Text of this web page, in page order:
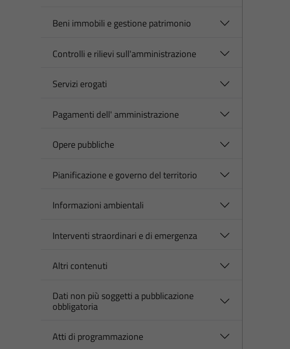
Beni immobili e gestione patrimonio
Controlli e rilievi sull'amministrazione
Servizi erogati
Pagamenti dell' amministrazione
Opere pubbliche
Pianificazione e governo del territorio
Informazioni ambientali
Interventi straordinari e di emergenza
Altri contenuti
Dati non più soggetti a pubblicazione
obbligatoria
Atti di programmazione